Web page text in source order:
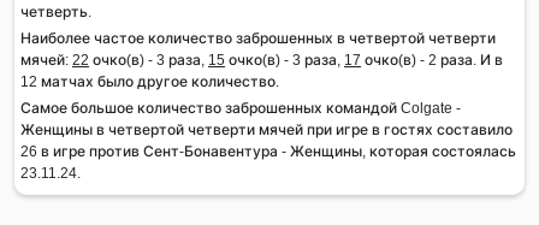
четверть.
Наиболее частое количество заброшенных в четвертой четверти
мячей: 22 очко(в) - 3 раза, 15 очко(в) - 3 раза, 17 очко(в) - 2 раза. И в
12 матчах было другое количество.
Самое большое количество заброшенных командой Colgate -
Женщины в четвертой четверти мячей при игре в гостях составило
26 в игре против Сент-Бонавентура - Женщины, которая состоялась
23.11.24.